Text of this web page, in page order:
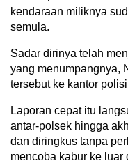
kendaraan miliknya
semula.
Sadar dirinya telah
yang menumpangnya,
tersebut ke kantor
Laporan cepat itu
antar-polsek hingga
dan diringkus tanpa
mencoba kabur ke luar